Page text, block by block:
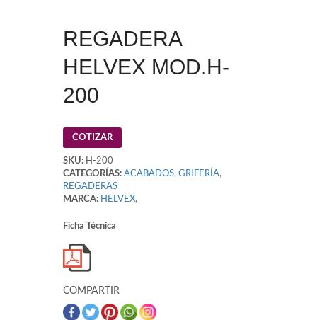
REGADERA
HELVEX MOD.H-
200
COTIZAR
SKU: H-200
CATEGORÍAS: ACABADOS, GRIFERÍA,
REGADERAS
MARCA: HELVEX,
Ficha Técnica
COMPARTIR